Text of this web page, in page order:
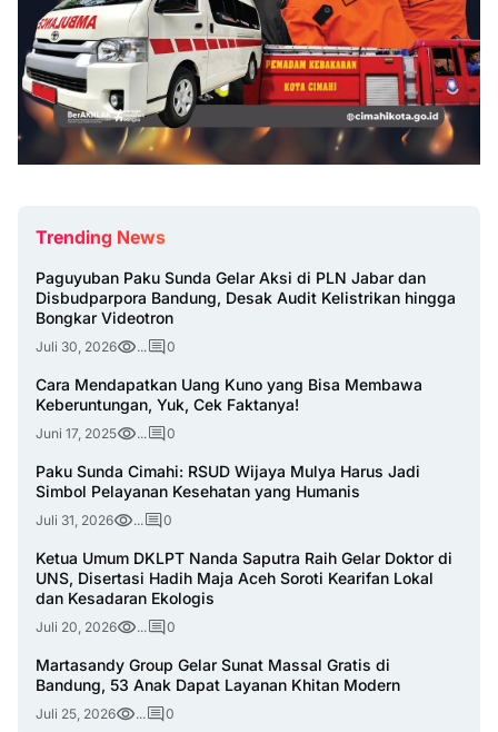
Trending News
Paguyuban Paku Sunda Gelar Aksi di PLN Jabar dan
Disbudparpora Bandung, Desak Audit Kelistrikan hingga
Bongkar Videotron
Juli 30, 2026 ... 0
Cara Mendapatkan Uang Kuno yang Bisa Membawa
Keberuntungan, Yuk, Cek Faktanya!
Juni 17, 2025 ... 0
Paku Sunda Cimahi: RSUD Wijaya Mulya Harus Jadi
Simbol Pelayanan Kesehatan yang Humanis
Juli 31, 2026 ... 0
Ketua Umum DKLPT Nanda Saputra Raih Gelar Doktor di
UNS, Disertasi Hadih Maja Aceh Soroti Kearifan Lokal
dan Kesadaran Ekologis
Juli 20, 2026 ... 0
Martasandy Group Gelar Sunat Massal Gratis di
Bandung, 53 Anak Dapat Layanan Khitan Modern
Juli 25, 2026 ... 0